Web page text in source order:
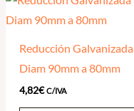
Reducción Galvanizada
Diam 90mm a 80mm
4,82€ C/IVA